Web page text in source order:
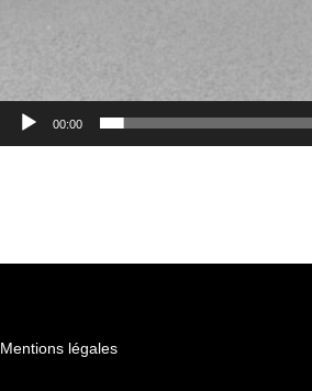
00:00
Mentions légales